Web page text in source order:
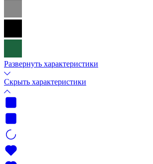
Развернуть характеристики
Скрыть характеристики